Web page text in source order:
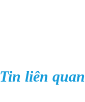
Tin liên quan